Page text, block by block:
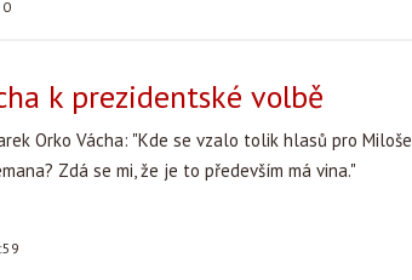
k prezidentské volbě
Orko Vácha: "Kde se vzalo tolik hlasů pro Miloše
Zdá se mi, že je to především má vina."